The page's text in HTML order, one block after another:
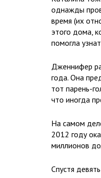
однажды
время (их
этого дома,
помогла
Дженнифер
года. Она
тот парень-
что иногда
На самом
2012 году
миллионов
Спустя